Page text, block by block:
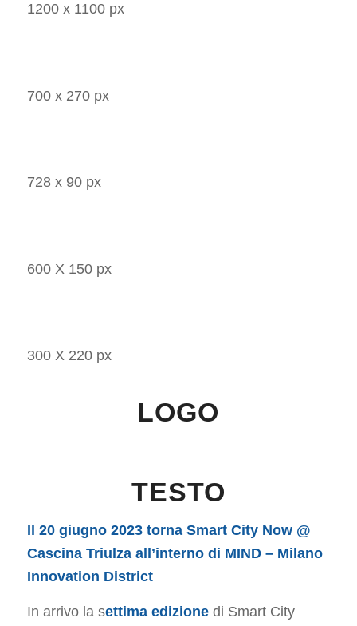
1200 x 1100 px
700 x 270 px
728 x 90 px
600 X 150 px
300 X 220 px
LOGO
TESTO
Il 20 giugno 2023 torna Smart City Now@
Cascina Triulza all’interno di MIND – Milano
Innovation District
In arrivo la settima edizionedi Smart City